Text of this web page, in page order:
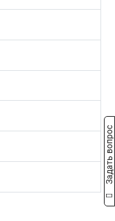
Задать вопрос